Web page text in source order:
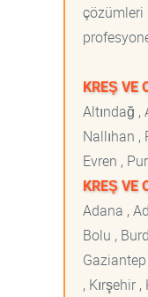
çözümleri
KREŞ VE
Altındağ ,
Nallıhan
Evren ,
KREŞ VE
Adana ,
Bolu ,
, Kırşehir